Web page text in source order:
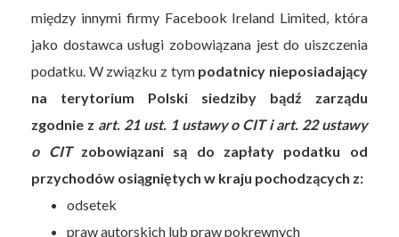
między innymi firmy Facebook Ireland Limited, która
jako dostawca usługi zobowiązana jest do uiszczenia
podatku. W związku z tym podatnicy nieposiadający
na terytorium Polski siedziby bądź zarządu
zgodnie z art. 21 ust. 1 ustawy o CIT i art. 22 ustawy
o CITzobowiązani są do zapłaty podatku od
przychodów osiągniętych w kraju pochodzących z:
odsetek
praw autorskich lub praw pokrewnych